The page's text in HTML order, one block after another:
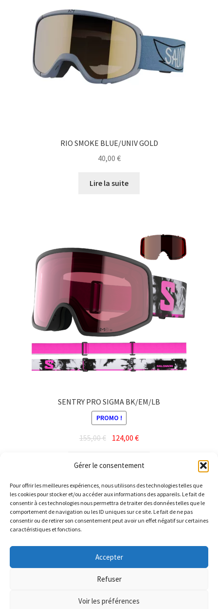
Gérer le consentement
Pour offrir les meilleures expériences, nous utilisons des technologies telles que
les cookies pour stocker et/ou accéder aux informations des appareils. Le fait de
consentir à ces technologies nous permettra de traiter des données telles que le
comportement de navigation ou les ID uniques sur ce site. Le fait de ne pas
consentir ou de retirer son consentement peut avoir un effet négatif sur certaines
caractéristiques et fonctions.
Accepter
Refuser
Voir les préférences
RIO SMOKE BLUE/UNIV GOLD
40,00 €
Lire la suite
SENTRY PRO SIGMA BK/EM/LB
PROMO !
155,00€ Le
prix
initial
155,00 €.
124,00€Le
prix
actuel
124,00 €.
Ajouter au panier
© Barthelemy Ski 2025 -Conditions générales de vente et
Politique de Confidentialité